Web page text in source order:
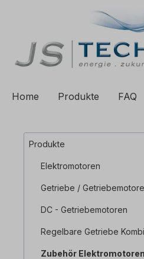
Zur
Home Produkte FAQ
Produkte
Elektromotoren
Getriebe /
DC - Getriebemotoren
Regelbare Getriebe
Zubehör Elektromotoren